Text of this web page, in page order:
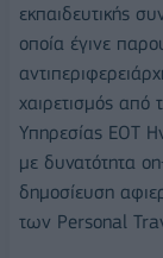
εκπαιδευτικής
οποία έγινε
χαιρετισμός από
Υπηρεσίας ΕΟΤ
με δυνατότητα
δημοσίευση
των Personal